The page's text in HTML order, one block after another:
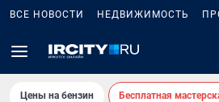
ВСЕ НОВОСТИ НЕДВИЖИМОСТЬ
Цены на бензин Бесплатная